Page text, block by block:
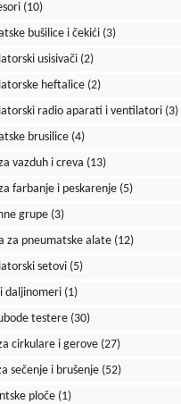
(10)
bušilice i čekići (3)
usisivači (2)
heftalice (2)
radio aparati i ventilatori (3)
brusilice (4)
vazduh i creva (13)
farbanje i peskarenje (5)
grupe (3)
za pneumatske alate (12)
setovi (5)
daljinomeri (1)
testere (30)
cirkulare i gerove (27)
sečenje i brušenje (52)
ploče (1)